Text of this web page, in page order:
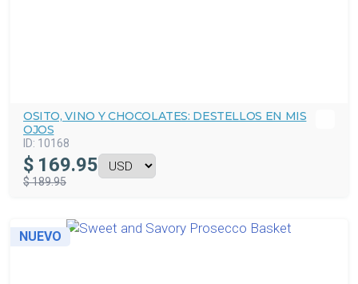
OSITO, VINO Y CHOCOLATES: DESTELLOS EN MIS
OJOS
ID: 10168
$ 169.95
$ 189.95
NUEVO